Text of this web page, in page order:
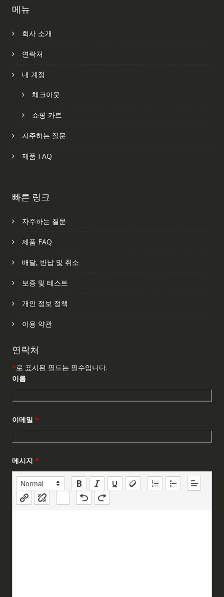
메뉴
회사 소개
연락처
내 계정
체크아웃
쇼핑 카트
자주하는 질문
제품 FAQ
빠른 링크
자주하는 질문
제품 FAQ
배달, 반납 및 취소
보증 및 테스트
개인 정보 정책
이용 약관
연락처
*로 표시된 필드는 필수입니다.
이름
이메일 *
메시지 *